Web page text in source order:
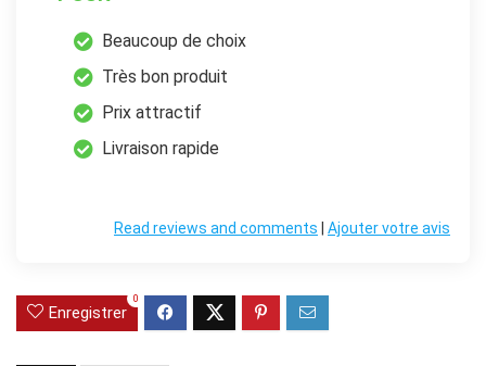
Beaucoup de choix
Très bon produit
Prix attractif
Livraison rapide
Ajouter votre avis
Read reviews and comments
Enregistrer
0